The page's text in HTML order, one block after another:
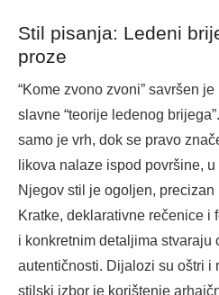
Stil pisanja: Ledeni
proze
“Kome zvono zvoni” savršen
slavne “teorije ledenog
samo je vrh, dok se pravo
likova nalaze ispod površine,
Njegov stil je ogoljen,
Kratke, deklarativne rečenice i
i konkretnim detaljima stvaraju
autentičnosti. Dijalozi su oštri i
stilski izbor je korištenje